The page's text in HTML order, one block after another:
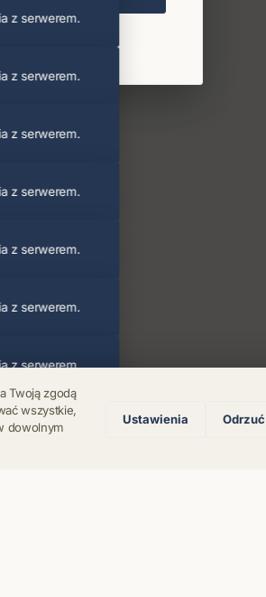
Twoją zgodą
wszystkie,
dowolnym
Ustawienia
z serwerem.
z serwerem.
z serwerem.
z serwerem.
z serwerem.
z serwerem.
z serwerem.
z serwerem.